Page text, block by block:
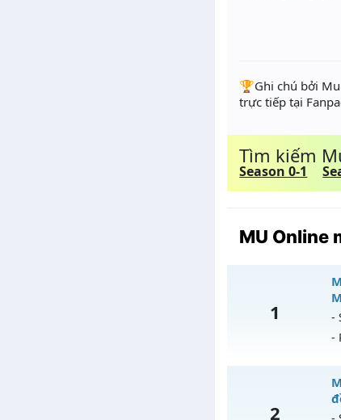
️🏆Ghi chú bởi
trực tiếp tại
Tìm kiếm
Season 0-1
MU Online
1 -
-
2